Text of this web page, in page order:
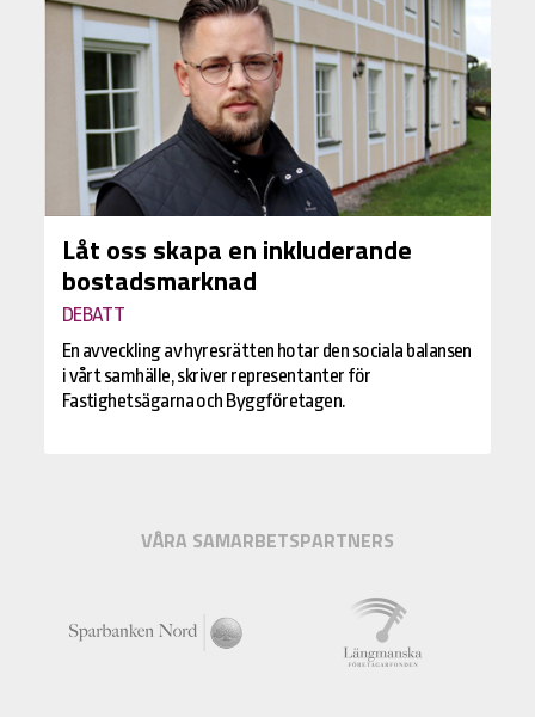
Låt oss skapa en inkluderande
bostadsmarknad
DEBATT
En avveckling av hyresrätten hotar den sociala balansen
i vårt samhälle, skriver representanter för
Fastighetsägarna och Byggföretagen.
VÅRA SAMARBETSPARTNERS